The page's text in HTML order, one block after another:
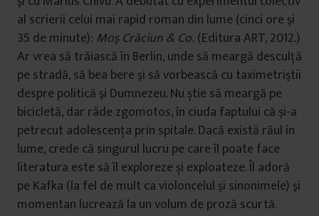
al scrierii celui mai rapid roman din lume (cinci ore şi
35 de minute): Moş Crăciun & Co. (Editura ART, 2012.)
Ar vrea să trăiască în Berlin, unde să meargă desculță
pe stradă, să bea bere şi să vorbească cu taximetriştii
despre politică şi Dumnezeu. Nu știe să meargă pe
bicicletă, dar râde zgomotos, în ciuda faptului că şi-a
petrecut adolescenţa prin spitale. Dacă există răul în
lume, crede că singurul lucru pe care îl poate face
literatura este să îl exploreze și exploateze. Îl adoră
pe Kafka (la fel de mult ca violoncelul şi sinonimele) şi
momentan lucrează la un volum de proză scurtă.